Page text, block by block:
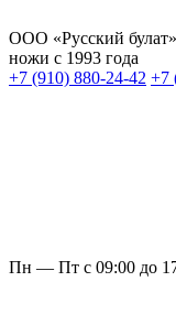
ООО «Русский
ножи с 1993 года
+7 (910) 880-24-42 +7
Пн — Пт с 09:00 до